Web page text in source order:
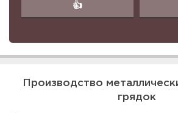
👍
Производство
грядок